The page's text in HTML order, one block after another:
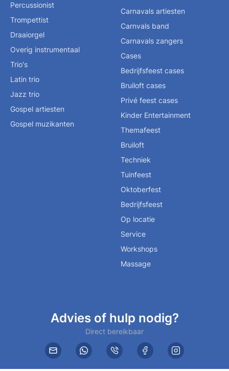
Percussionist
Trompettist
Draaiorgel
Overig instrumentaal
Trio's
Latin trio
Jazz trio
Gospel artiesten
Gospel muzikanten
Carnavals artiesten
Carnvals band
Carnavals zangers
Cases
Bedrijfsfeest cases
Bruiloft cases
Privé feest cases
Kinder Entertainment
Themafeest
Bruiloft
Techniek
Tuinfeest
Oktoberfest
Bedrijfsfeest
Op locatie
Service
Workshops
Massage
Advies of hulp nodig?
Direct bereikbaar